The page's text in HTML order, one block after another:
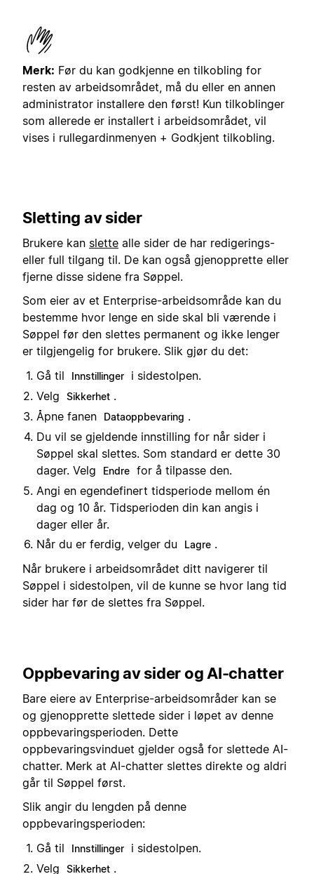
Merk: Før du kan godkjenne en tilkobling for
resten av arbeidsområdet, må du eller en annen
administrator installere den først! Kun tilkoblinger
som allerede er installert i arbeidsområdet, vil
vises i rullegardinmenyen + Godkjent tilkobling.
Sletting av sider
Brukere kan slette alle sider de har redigerings-
eller full tilgang til. De kan også gjenopprette eller
fjerne disse sidene fra Søppel.
Som eier av et Enterprise-arbeidsområde kan du
bestemme hvor lenge en side skal bli værende i
Søppel før den slettes permanent og ikke lenger
er tilgjengelig for brukere. Slik gjør du det:
Gå til
Innstillinger
i sidestolpen.
Velg
Sikkerhet .
Åpne fanen
Dataoppbevaring .
Du vil se gjeldende innstilling for når sider i
Søppel skal slettes. Som standard er dette 30
dager. Velg
Endre for å tilpasse den.
Angi en egendefinert tidsperiode mellom én
dag og 10 år. Tidsperioden din kan angis i
dager eller år.
Når du er ferdig, velger du
Lagre .
Når brukere i arbeidsområdet ditt navigerer til
Søppel i sidestolpen, vil de kunne se hvor lang tid
sider har før de slettes fra Søppel.
Oppbevaring av sider og AI-chatter
Bare eiere av Enterprise-arbeidsområder kan se
og gjenopprette slettede sider i løpet av denne
oppbevaringsperioden. Dette
oppbevaringsvinduet gjelder også for slettede AI-
chatter. Merk at AI-chatter slettes direkte og aldri
går til Søppel først.
Slik angir du lengden på denne
oppbevaringsperioden:
Gå til
Innstillinger
i sidestolpen.
Velg
Sikkerhet .